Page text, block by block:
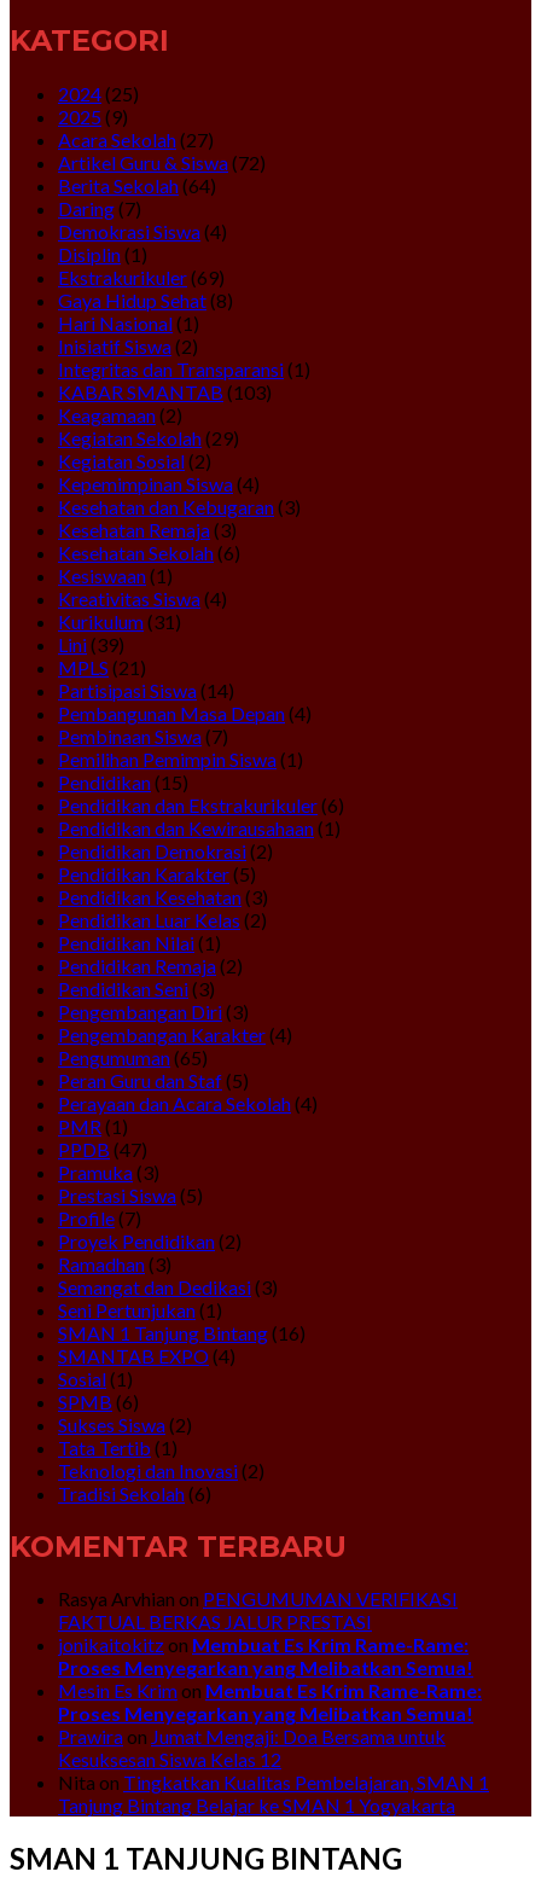
KATEGORI
2024(25)
2025(9)
Acara Sekolah(27)
Artikel Guru & Siswa(72)
Berita Sekolah(64)
Daring(7)
Demokrasi Siswa(4)
Disiplin(1)
Ekstrakurikuler(69)
Gaya Hidup Sehat(8)
Hari Nasional(1)
Inisiatif Siswa(2)
Integritas dan Transparansi(1)
KABAR SMANTAB (103)
Keagamaan(2)
Kegiatan Sekolah(29)
Kegiatan Sosial(2)
Kepemimpinan Siswa(4)
Kesehatan dan Kebugaran(3)
Kesehatan Remaja(3)
Kesehatan Sekolah(6)
Kesiswaan(1)
Kreativitas Siswa(4)
Kurikulum(31)
Lini(39)
MPLS (21)
Partisipasi Siswa(14)
Pembangunan Masa Depan(4)
Pembinaan Siswa(7)
Pemilihan Pemimpin Siswa(1)
Pendidikan(15)
Pendidikan dan Ekstrakurikuler(6)
Pendidikan dan Kewirausahaan(1)
Pendidikan Demokrasi(2)
Pendidikan Karakter(5)
Pendidikan Kesehatan(3)
Pendidikan Luar Kelas (2)
Pendidikan Nilai(1)
Pendidikan Remaja(2)
Pendidikan Seni(3)
Pengembangan Diri(3)
Pengembangan Karakter(4)
Pengumuman(65)
Peran Guru dan Staf(5)
Perayaan dan Acara Sekolah(4)
PMR (1)
PPDB (47)
Pramuka(3)
Prestasi Siswa(5)
Profile(7)
Proyek Pendidikan(2)
Ramadhan(3)
Semangat dan Dedikasi(3)
Seni Pertunjukan(1)
SMAN 1 Tanjung Bintang(16)
SMANTAB EXPO(4)
Sosial(1)
SPMB (6)
Sukses Siswa(2)
Tata Tertib (1)
Teknologi dan Inovasi(2)
Tradisi Sekolah(6)
KOMENTAR TERBARU
Rasya Arvhian on PENGUMUMAN VERIFIKASI
FAKTUAL BERKAS JALUR PRESTASI
jonikaitokitzon Membuat Es Krim Rame-Rame:
Proses Menyegarkan yang Melibatkan Semua!
Mesin Es Krimon Membuat Es Krim Rame-Rame:
Proses Menyegarkan yang Melibatkan Semua!
Prawiraon Jumat Mengaji: Doa Bersama untuk
Kesuksesan Siswa Kelas 12
Nita on Tingkatkan Kualitas Pembelajaran, SMAN 1
Tanjung Bintang Belajar ke SMAN 1 Yogyakarta
SMAN 1 TANJUNG BINTANG